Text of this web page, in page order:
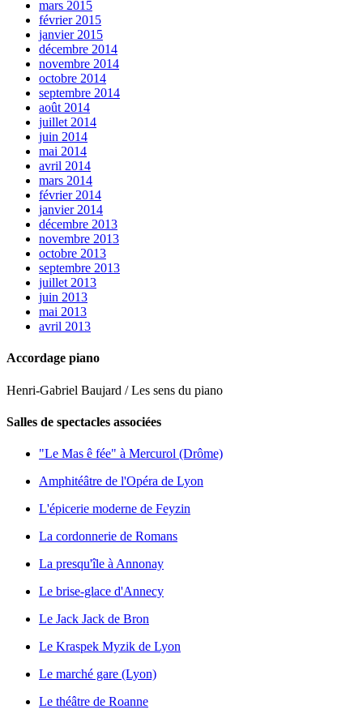
mars 2015
février 2015
janvier 2015
décembre 2014
novembre 2014
octobre 2014
septembre 2014
août 2014
juillet 2014
juin 2014
mai 2014
avril 2014
mars 2014
février 2014
janvier 2014
décembre 2013
novembre 2013
octobre 2013
septembre 2013
juillet 2013
juin 2013
mai 2013
avril 2013
Accordage piano
Henri-Gabriel Baujard / Les sens du piano
Salles de spectacles associées
"Le Mas ê fée" à Mercurol (Drôme)
Amphitéâtre de l'Opéra de Lyon
L'épicerie moderne de Feyzin
La cordonnerie de Romans
La presqu'île à Annonay
Le brise-glace d'Annecy
Le Jack Jack de Bron
Le Kraspek Myzik de Lyon
Le marché gare (Lyon)
Le théâtre de Roanne